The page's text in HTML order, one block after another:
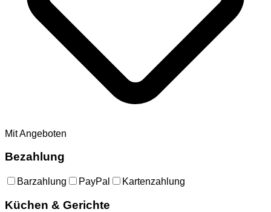
Mit Angeboten
Bezahlung
Barzahlung PayPal Kartenzahlung
Küchen & Gerichte